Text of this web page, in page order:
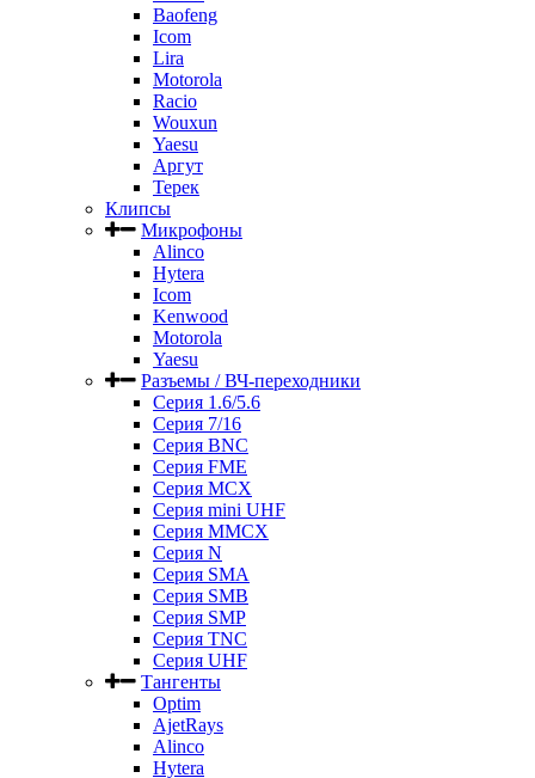
Baofeng
Icom
Lira
Motorola
Racio
Wouxun
Yaesu
Аргут
Терек
Клипсы
Микрофоны
Alinco
Hytera
Icom
Kenwood
Motorola
Yaesu
Разъемы / ВЧ-переходники
Серия 1.6/5.6
Серия 7/16
Серия BNC
Серия FME
Серия MCX
Серия mini UHF
Серия MMCX
Серия N
Серия SMA
Серия SMB
Серия SMP
Серия TNC
Серия UHF
Тангенты
Optim
AjetRays
Alinco
Hytera